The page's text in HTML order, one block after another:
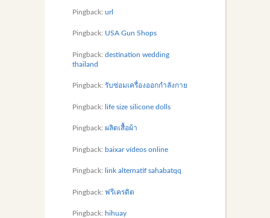
Pingback: url
Pingback: USA Gun Shops
Pingback: destination wedding
thailand
Pingback: รับซ่อมเครื่องออกกำลังกาย
Pingback: life size silicone dolls
Pingback: ผลิตเสื้อผ้า
Pingback: baixar vídeos online
Pingback: link alternatif sahabatqq
Pingback: ฟรีเครดิต
Pingback: hihuay